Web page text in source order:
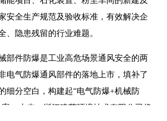
安全生产规范及验收标准，有效解决企
、隐患残留的行业难题。
部件防爆是工业高危场景通风安全的两
电气防爆通风部件的落地上市，填补了
细分空白，构建起“电气防爆+机械防
。未来，浙江建英环境技术有限公司将